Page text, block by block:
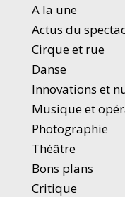
A la une
Actus du
Cirque et rue
Danse
Innovations et
Musique et
Photographie
Théâtre
Bons plans
Critique